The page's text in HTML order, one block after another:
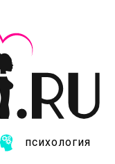
психология